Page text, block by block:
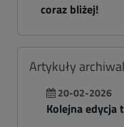
Artykuły
20-02-2026
Kolejna edycja